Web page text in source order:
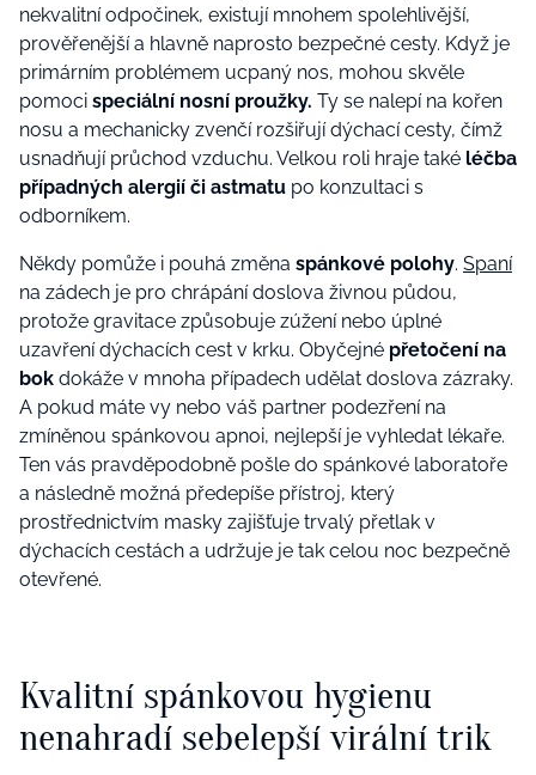
nekvalitní odpočinek, existují mnohem spolehlivější,
prověřenější a hlavně naprosto bezpečné cesty. Když je
primárním problémem ucpaný nos, mohou skvěle
pomoci speciální nosní proužky. Ty se nalepí na kořen
nosu a mechanicky zvenčí rozšiřují dýchací cesty, čímž
usnadňují průchod vzduchu. Velkou roli hraje také léčba
případných alergií či astmatu po konzultaci s
odborníkem.
Někdy pomůže i pouhá změna spánkové polohy. Spaní
na zádech je pro chrápání doslova živnou půdou,
protože gravitace způsobuje zúžení nebo úplné
uzavření dýchacích cest v krku. Obyčejné přetočení na
bok dokáže v mnoha případech udělat doslova zázraky.
A pokud máte vy nebo váš partner podezření na
zmíněnou spánkovou apnoi, nejlepší je vyhledat lékaře.
Ten vás pravděpodobně pošle do spánkové laboratoře
a následně možná předepíše přístroj, který
prostřednictvím masky zajišťuje trvalý přetlak v
dýchacích cestách a udržuje je tak celou noc bezpečně
otevřené.
Kvalitní spánkovou hygienu
nenahradí sebelepší virální trik